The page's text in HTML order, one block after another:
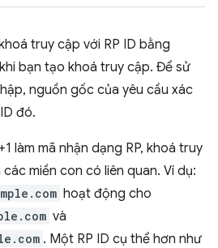
truy cập với RP ID bằng
bạn tạo khoá truy cập. Để sử
nguồn gốc của yêu cầu xác
đó.
làm mã nhận dạng RP, khoá truy
miền con có liên quan. Ví dụ:
hoạt động cho
và
. Một RP ID cụ thể hơn như